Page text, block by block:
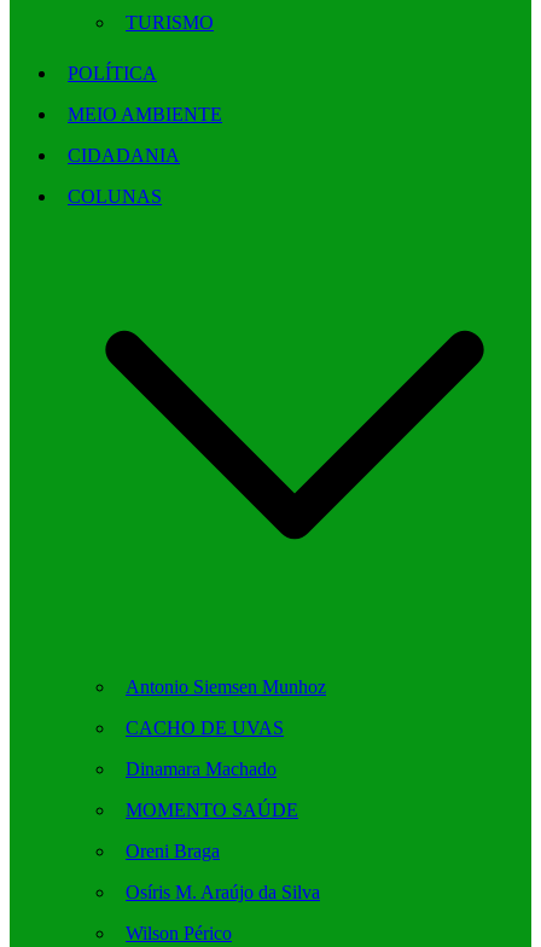
TURISMO
POLÍTICA
MEIO AMBIENTE
CIDADANIA
COLUNAS
Antonio Siemsen Munhoz
CACHO DE UVAS
Dinamara Machado
MOMENTO SAÚDE
Oreni Braga
Osíris M. Araújo da Silva
Wilson Périco